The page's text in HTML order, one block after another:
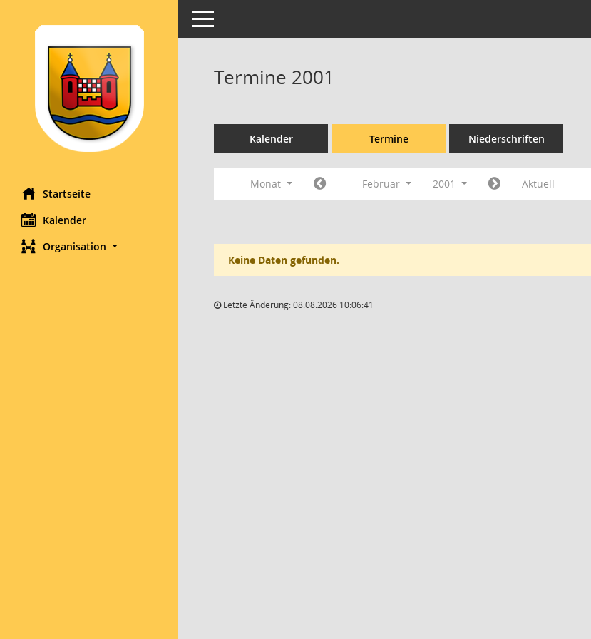
Startseite
Kalender
Organisation
Toggle navigation
Termine 2001
Kalender Termine Niederschriften
Monat Februar 2001 Aktuell
Keine Daten gefunden.
Letzte Änderung: 08.08.2026 10:06:41